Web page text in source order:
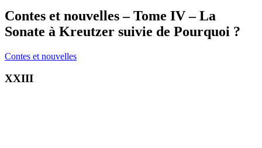
Contes et nouvelles – Tome IV – La
Sonate à Kreutzer suivie de Pourquoi ?
Contes et nouvelles
XXIII